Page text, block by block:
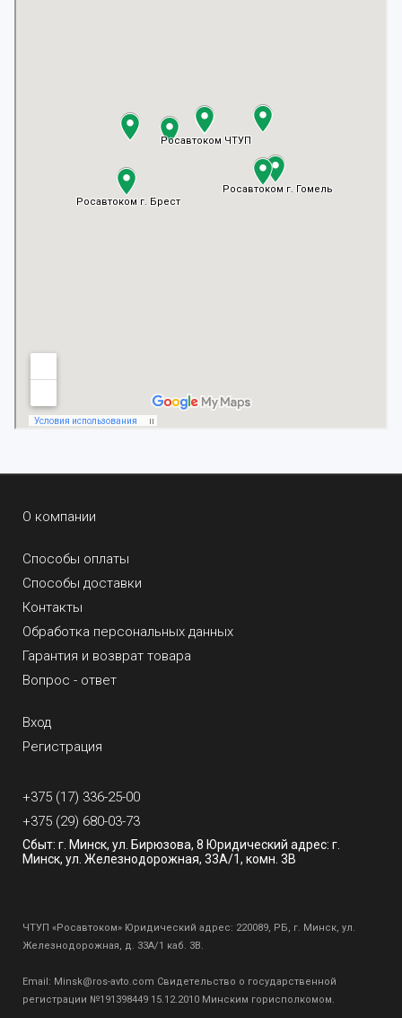
О компании
Способы оплаты
Способы доставки
Контакты
Обработка персональных данных
Гарантия и возврат товара
Вопрос - ответ
Вход
Регистрация
+375 (17) 336-25-00
+375 (29) 680-03-73
Сбыт: г. Минск, ул. Бирюзова, 8 Юридический адрес: г.
Минск, ул. Железнодорожная, 33А/1, комн. 3В
ЧТУП «Росавтоком» Юридический адрес: 220089, РБ, г. Минск, ул.
Железнодорожная, д. 33А/1 каб. 3В.
Email: Minsk@ros-avto.com Свидетельство о государственной
регистрации №191398449 15.12.2010 Минским горисполкомом.